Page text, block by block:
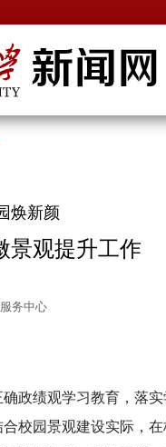
焕新颜
景观提升工作
务中心
政绩观学习教育，落
校园景观建设实际，